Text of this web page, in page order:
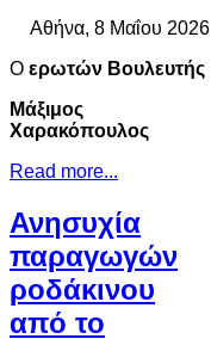
Αθήνα, 8 Μαΐου 2026
Ο ερωτών Βουλευτής
Μάξιμος
Χαρακόπουλος
Read more...
Ανησυχία
παραγωγών
ροδάκινου
από το